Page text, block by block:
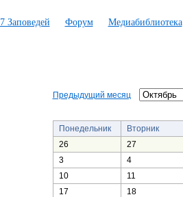
7 Заповедей Форум Медиабиблиотека
Предыдущий месяц
Понедельник
Вторник
26
27
3
4
10
11
17
18